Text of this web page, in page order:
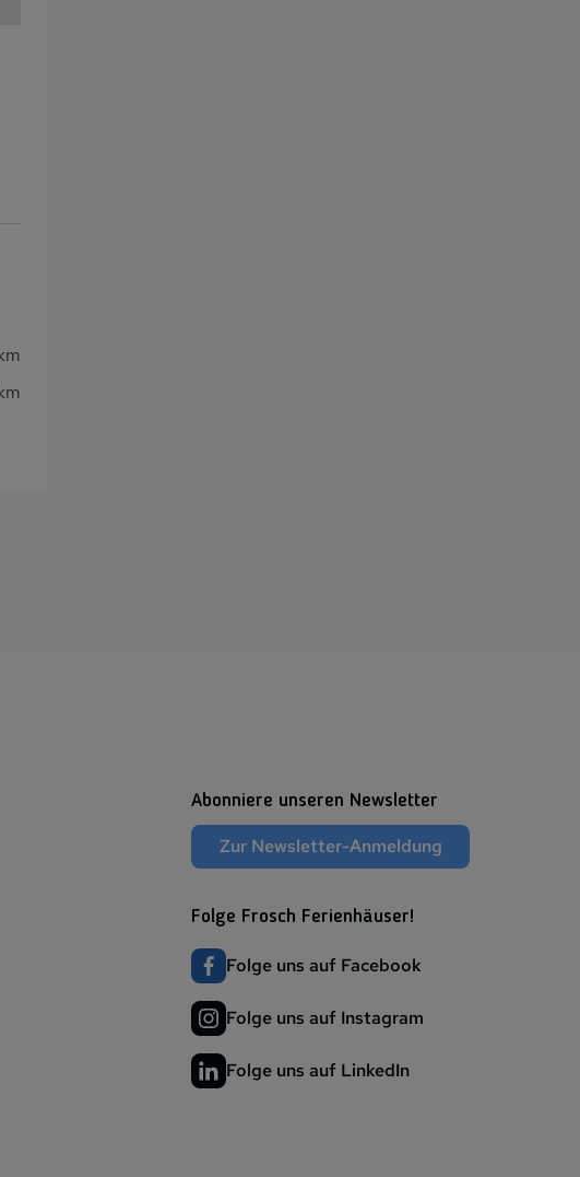
Abonniere unseren Newsletter
Zur Newsletter-Anmeldung
Folge Frosch Ferienhäuser!
Folge uns auf Facebook
Folge uns auf Instagram
Folge uns auf LinkedIn